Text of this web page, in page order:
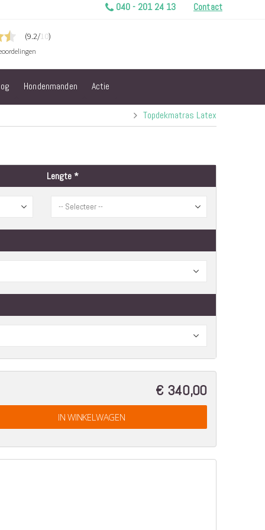
040 - 201 24 13 Contact
Hondenmanden Actie
Topdekmatras Latex
Lengte
€ 340,00
IN WINKELWAGEN